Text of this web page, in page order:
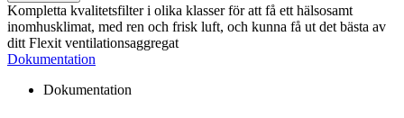
Kompletta kvalitetsfilter i olika klasser för att få ett hälsosamt
inomhusklimat, med ren och frisk luft, och kunna få ut det bästa av
ditt Flexit ventilationsaggregat
Dokumentation
Dokumentation